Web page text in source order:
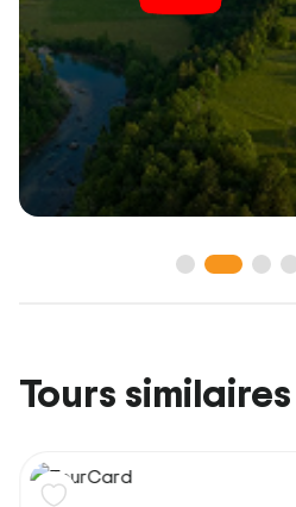
Tours similaires